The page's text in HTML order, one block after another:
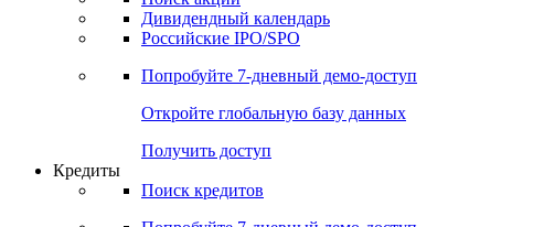
Дивидендный календарь
Российские IPO/SPO
Попробуйте 7-дневный демо-доступ
Откройте глобальную базу данных
Получить доступ
Кредиты
Поиск кредитов